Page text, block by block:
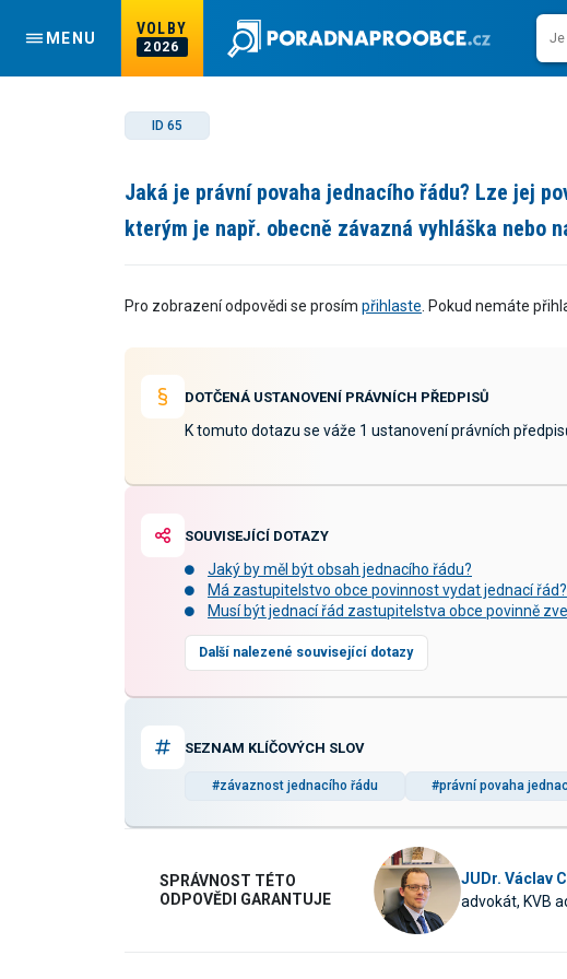
MENU
VOLBY
2026
ID 65
Jaká je právní povaha jednacího řádu? Lze jej
kterým je např. obecně závazná vyhláška nebo
Pro zobrazení odpovědi se prosím přihlaste . Pokud nemáte
DOTČENÁ USTANOVENÍ PRÁVNÍCH PŘEDPISŮ
K tomuto dotazu se váže 1 ustanovení právních
SOUVISEJÍCÍ DOTAZY
Jaký by měl být obsah jednacího řádu?
Má zastupitelstvo obce povinnost vydat jednací řád?
Musí být jednací řád zastupitelstva obce povinně
Další nalezené související dotazy
SEZNAM KLÍČOVÝCH SLOV
#závaznost jednacího řádu #právní povaha
SPRÁVNOST TÉTO
ODPOVĚDI GARANTUJE
JUDr. Václav
advokát, KVB